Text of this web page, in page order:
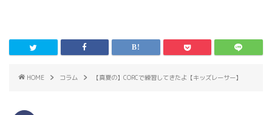
HOME コラム 【真夏の】CORCで練習してきたよ【キッズレーサー】